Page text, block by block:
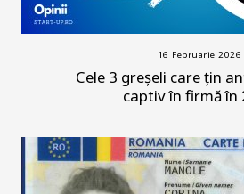
16 Februarie 2026
Cele 3 greșeli care țin
captiv în firmă în